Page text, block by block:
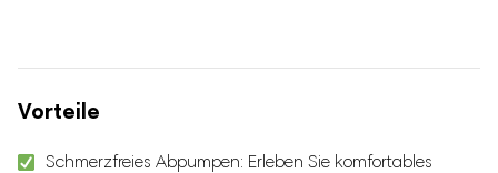
Vorteile
Schmerzfreies Abpumpen: Erleben Sie komfortables